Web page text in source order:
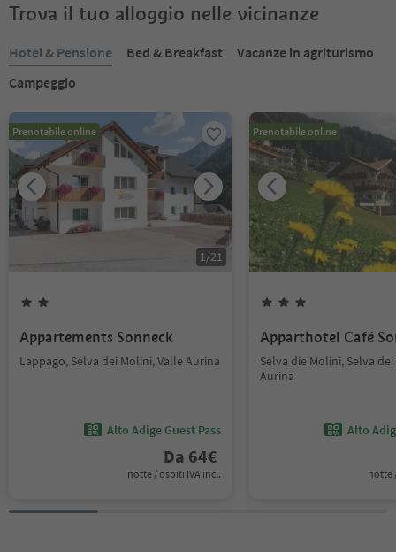
Trova il tuo alloggio nelle vicinanze
Hotel & Pensione Bed & Breakfast
Vacanze in agriturismo
Campeggio
Prenotabile online
1/21
Appartements Sonneck
Lappago, Selva dei Molini, Valle Aurina
Alto Adige Guest Pass
Da 64€
notte / ospiti IVA incl.
Prenotabile online
Apparthotel Café
Selva die Molini, Selva
Aurina
Alto
notte